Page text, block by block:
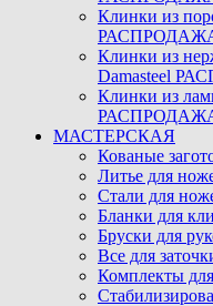
Клинки из
Клинки из
Damasteel
Клинки из
МАСТЕРСКАЯ
Кованые
Литье для
Стали для
Бланки для
Бруски для
Все для
Комплекты